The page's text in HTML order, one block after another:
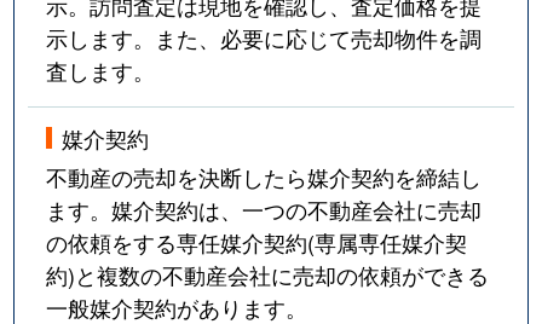
示します。また、必要に応じて売却物件を調
査します。
媒介契約
不動産の売却を決断したら媒介契約を締結し
ます。媒介契約は、一つの不動産会社に売却
の依頼をする専任媒介契約(専属専任媒介契
約)と複数の不動産会社に売却の依頼ができる
一般媒介契約があります。